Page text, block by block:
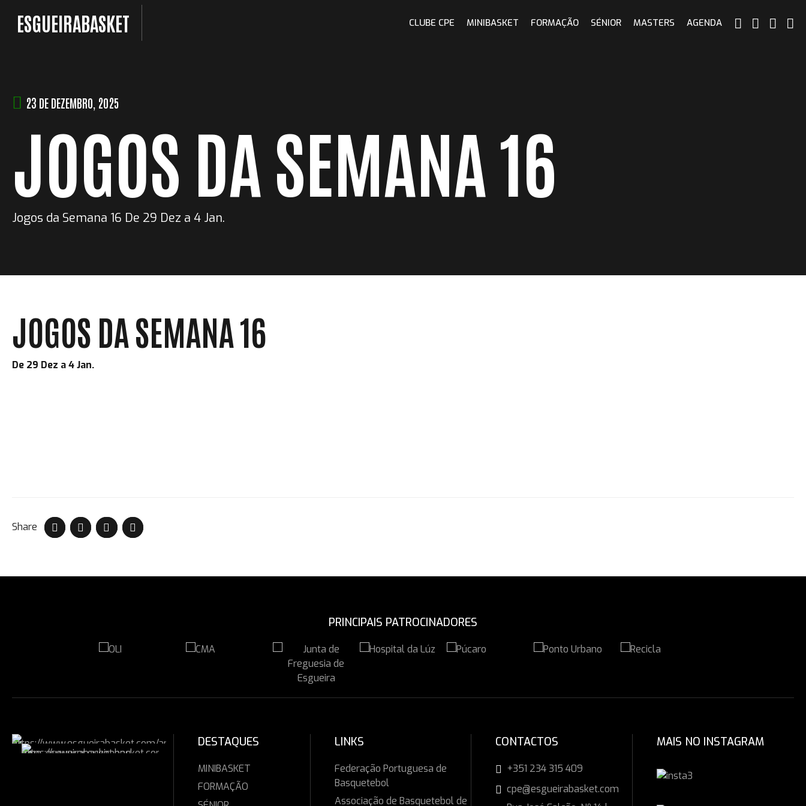
content
ESGUEIRABASKET CLUBE CPE MINIBASKET FORMAÇÃO SÉNIOR MASTERS AGENDA
23 DE DEZEMBRO, 2025
JOGOS DA SEMANA 16
Jogos da Semana 16 De 29 Dez a 4 Jan.
JOGOS DA SEMANA 16
De 29 Dez a 4 Jan.
Share
PRINCIPAIS PATROCINADORES
DESTAQUES
MINIBASKET
FORMAÇÃO
LINKS
Federação Portuguesa de
Basquetebol
Associação de Basquetebol de
CONTACTOS
+351 234 315 409
cpe@esgueirabasket.com
MAIS NO INSTAGRAM